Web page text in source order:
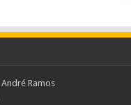
André Ramos